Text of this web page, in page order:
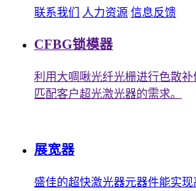
联系我们 人力资源 信息反馈
CFBG锁模器
利用大啁啾光纤光栅进行色散
匹配客户超光激光器的需求。
展宽器
盛佳的超快激光器元器件能实